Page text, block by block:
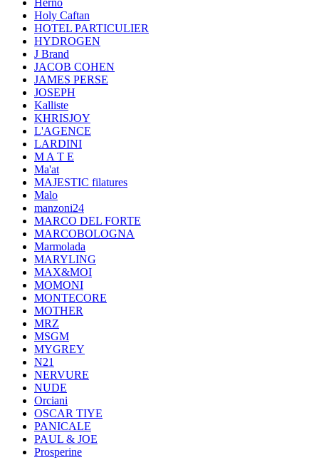
Herno
Holy Caftan
HOTEL PARTICULIER
HYDROGEN
J Brand
JACOB COHEN
JAMES PERSE
JOSEPH
Kalliste
KHRISJOY
L'AGENCE
LARDINI
M A T E
Ma'at
MAJESTIC filatures
Malo
manzoni24
MARCO DEL FORTE
MARCOBOLOGNA
Marmolada
MARYLING
MAX&MOI
MOMONI
MONTECORE
MOTHER
MRZ
MSGM
MYGREY
N21
NERVURE
NUDE
Orciani
OSCAR TIYE
PANICALE
PAUL & JOE
Prosperine